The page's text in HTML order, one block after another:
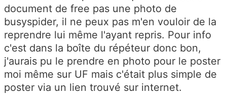
document de free pas une photo de
busyspider, il ne peux pas m'en vouloir de la
reprendre lui même l'ayant repris. Pour info
c'est dans la boîte du répéteur donc bon,
j'aurais pu le prendre en photo pour le poster
moi même sur UF mais c'était plus simple de
poster via un lien trouvé sur internet.